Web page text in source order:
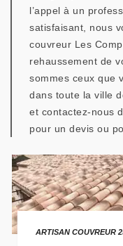
l’appel à un
satisfaisant, nous
couvreur Les
rehaussement de
sommes ceux que
dans toute la ville
et contactez-nous
pour un devis ou
ARTISAN COUVREUR